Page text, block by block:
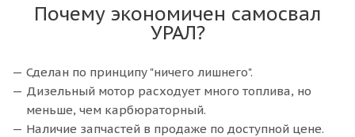
Почему экономичен самосвал
УРАЛ?
Сделан по принципу "ничего лишнего".
Дизельный мотор расходует много топлива, но
меньше, чем карбюраторный.
Наличие запчастей в продаже по доступной цене.